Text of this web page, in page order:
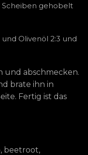
Scheiben gehobelt
Olivenöl 2:3 und
und abschmecken.
brate ihn in
Fertig ist das
beetroot,